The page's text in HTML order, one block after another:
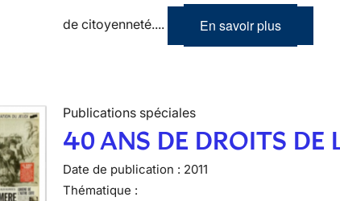
de citoyenneté.... En savoir plus
Publications spéciales
40 ANS DE DROITS DE
Date de publication : 2011
Thématique :